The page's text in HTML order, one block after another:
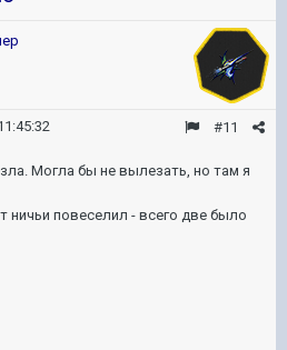
#11
Могла бы не вылезать, но там я
ничьи повеселил - всего две было